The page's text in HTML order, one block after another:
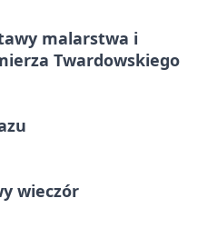
malarstwa i
Twardowskiego
wieczór